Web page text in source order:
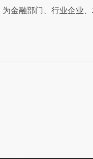
金融部门、行业企业、